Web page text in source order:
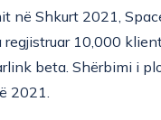
në Shkurt 2021,
regjistruar 10,000
beta. Shërbimi i
2021.